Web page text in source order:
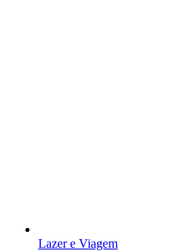
Lazer e Viagem